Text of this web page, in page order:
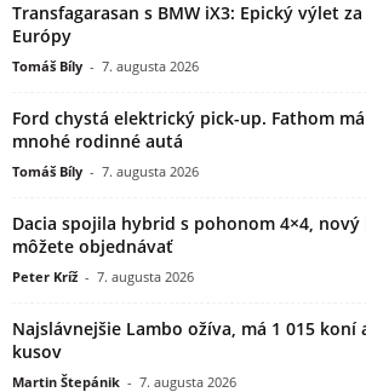
Transfagarasan s BMW iX3: Epický výlet
Európy
Tomáš Bíly - 7. augusta 2026
Ford chystá elektrický pick-up. Fathom
mnohé rodinné autá
Tomáš Bíly - 7. augusta 2026
Dacia spojila hybrid s pohonom 4×4,
môžete objednávať
Peter Kríž - 7. augusta 2026
Najslávnejšie Lambo ožíva, má 1 015 koní
kusov
Martin Štepánik - 7. augusta 2026